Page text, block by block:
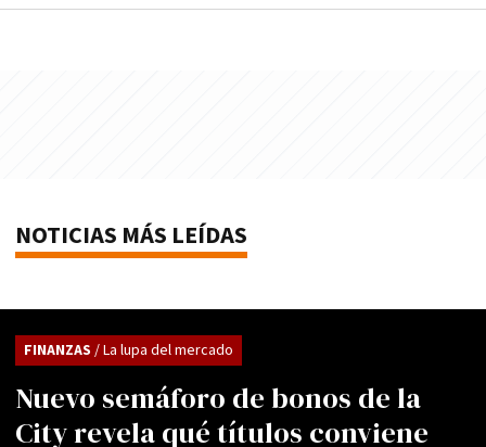
NOTICIAS MÁS LEÍDAS
Nuevo semáforo de bonos de la
City revela qué títulos conviene
FINANZAS / La lupa del mercado